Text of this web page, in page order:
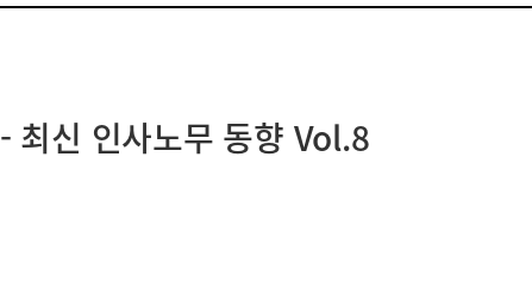
최신 인사노무 동향 Vol.8